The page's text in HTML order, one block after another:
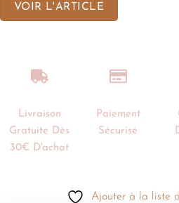
VOIR L'ARTICLE
Livraison
Gratuite Dès
30€ D'achat
Paiement
Sécurisé
Ajouter à la liste